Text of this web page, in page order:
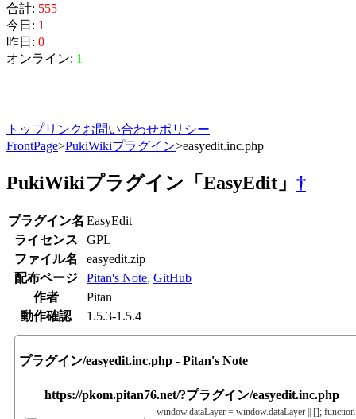
合計: 555
今日: 1
昨日: 0
オンライン: 1
トップリンクお問い合わせポリシー
FrontPage>PukiWikiプラグイン>easyedit.inc.php
PukiWikiプラグイン「EasyEdit」 †
プラグイン名 EasyEdit
ライセンス
GPL
ファイル名
easyedit.zip
配布ページ
Pitan's Note, GitHub
作者
Pitan
動作確認
1.5.3-1.5.4
プラグイン/easyedit.inc.php - Pitan's Note
https://pkom.pitan76.net/?プラグイン/easyedit.inc.php
window.dataLayer = window.dataLayer || [];